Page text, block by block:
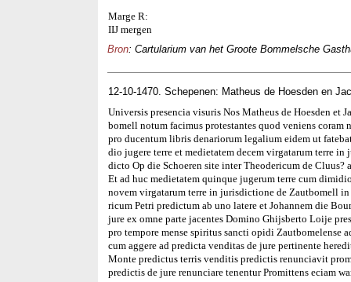
Marge R:
IIJ mergen
Bron: Cartularium van het Groote Bommelsche
12-10-1470. Schepenen: Matheus de Hoesden en
Universis presencia visuris Nos Matheus de Hoesden et
bomell notum facimus protestantes quod veniens
pro ducentum libris denariorum legalium eidem ut
dio jugere terre et medietatem decem virgatarum terre
dicto Op die Schoeren site inter Theodericum de Cluus?
Et ad huc medietatem quinque jugerum terre cum
novem virgatarum terre in jurisdictione de Zautbomell
ricum Petri predictum ab uno latere et Johannem die
jure ex omne parte jacentes Domino Ghijsberto Loije
pro tempore mense spiritus sancti opidi Zautbomelense
cum aggere ad predicta venditas de jure pertinente
Monte predictus terris venditis predictis renunciavit
predictis de jure renunciare tenentur Promittens eciam